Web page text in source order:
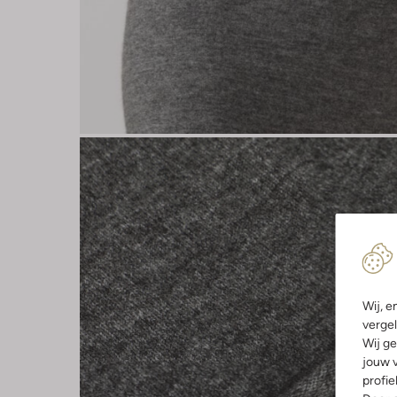
Wij,
Wij
jouw